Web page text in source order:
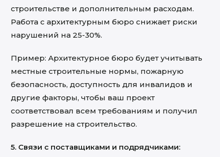
строительстве и дополнительным расходам.
Работа с архитектурным бюро снижает риски
нарушений на 25-30%.
Пример: Архитектурное бюро будет учитывать
местные строительные нормы, пожарную
безопасность, доступность для инвалидов и
другие факторы, чтобы ваш проект
соответствовал всем требованиям и получил
разрешение на строительство.
5. Связи с поставщиками и подрядчиками: